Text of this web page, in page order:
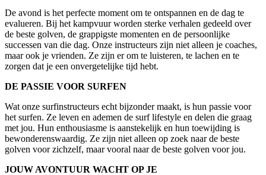
De avond is het perfecte moment om te ontspannen en de dag te
evalueren. Bij het kampvuur worden sterke verhalen gedeeld over
de beste golven, de grappigste momenten en de persoonlijke
successen van die dag. Onze instructeurs zijn niet alleen je coaches,
maar ook je vrienden. Ze zijn er om te luisteren, te lachen en te
zorgen dat je een onvergetelijke tijd hebt.
DE PASSIE VOOR SURFEN
Wat onze surfinstructeurs echt bijzonder maakt, is hun passie voor
het surfen. Ze leven en ademen de surf lifestyle en delen die graag
met jou. Hun enthousiasme is aanstekelijk en hun toewijding is
bewonderenswaardig. Ze zijn niet alleen op zoek naar de beste
golven voor zichzelf, maar vooral naar de beste golven voor jou.
JOUW AVONTUUR WACHT OP JE